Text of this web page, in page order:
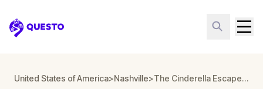
Questo
United States of America>Nashville> The Cinderella Escape in Nashville